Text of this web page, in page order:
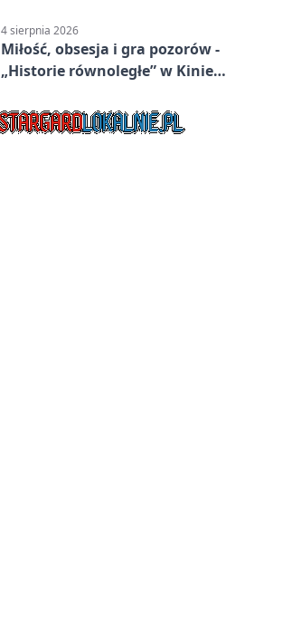
4 sierpnia 2026
Miłość, obsesja i gra pozorów -
„Historie równoległe” w Kinie